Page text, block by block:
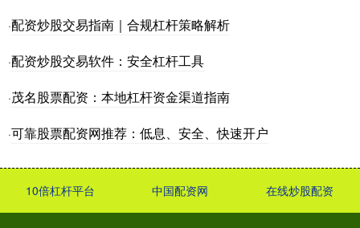
·配资炒股交易指南｜合规杠杆策略解析
·配资炒股交易软件：安全杠杆工具
·茂名股票配资：本地杠杆资金渠道指南
·可靠股票配资网推荐：低息、安全、快速开户
10倍杠杆平台 中国配资网 在线炒股配资